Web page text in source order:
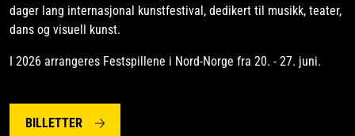
dager lang internasjonal kunstfestival, dedikert til musikk, teater,
dans og visuell kunst.
I 2026 arrangeres Festspillene i Nord-Norge fra 20. - 27. juni.
BILLETTER